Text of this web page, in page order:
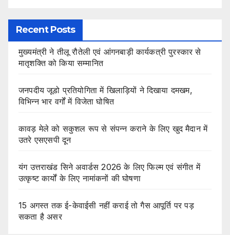
Recent Posts
मुख्यमंत्री ने तीलू रौतेली एवं आंगनबाड़ी कार्यकत्री पुरस्कार से
मातृशक्ति को किया सम्मानित
जनपदीय जूडो प्रतियोगिता में खिलाड़ियों ने दिखाया दमखम,
विभिन्न भार वर्गों में विजेता घोषित
कावड़ मेले को सकुशल रूप से संपन्न कराने के लिए खुद मैदान में
उतरे एसएसपी दून
यंग उत्तराखंड सिने अवार्डस 2026 के लिए फिल्म एवं संगीत में
उत्कृष्ट कार्यों के लिए नामांकनों की घोषणा
15 अगस्त तक ई-केवाईसी नहीं कराई तो गैस आपूर्ति पर पड़
सकता है असर